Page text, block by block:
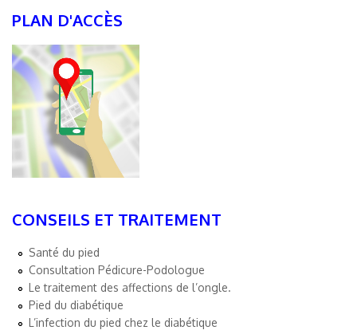
PLAN D'ACCÈS
CONSEILS ET TRAITEMENT
Santé du pied
Consultation Pédicure-Podologue
Le traitement des affections de l’ongle.
Pied du diabétique
L’infection du pied chez le diabétique